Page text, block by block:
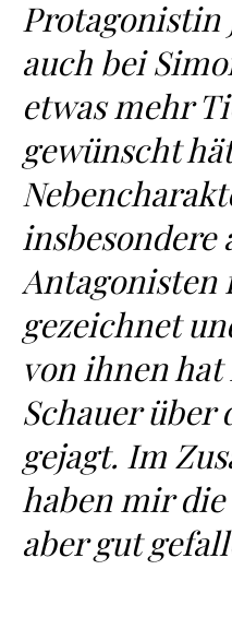
Protagonistin
auch bei
etwas mehr
gewünscht
insbesondere
Antagonisten
gezeichnet
von ihnen
Schauer über
gejagt. Im
haben mir
aber gut